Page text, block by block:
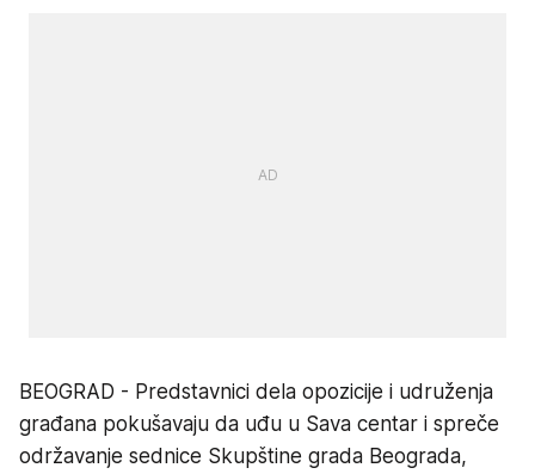
BEOGRAD - Predstavnici dela opozicije i udruženja
građana pokušavaju da uđu u Sava centar i spreče
održavanje sednice Skupštine grada Beograda,